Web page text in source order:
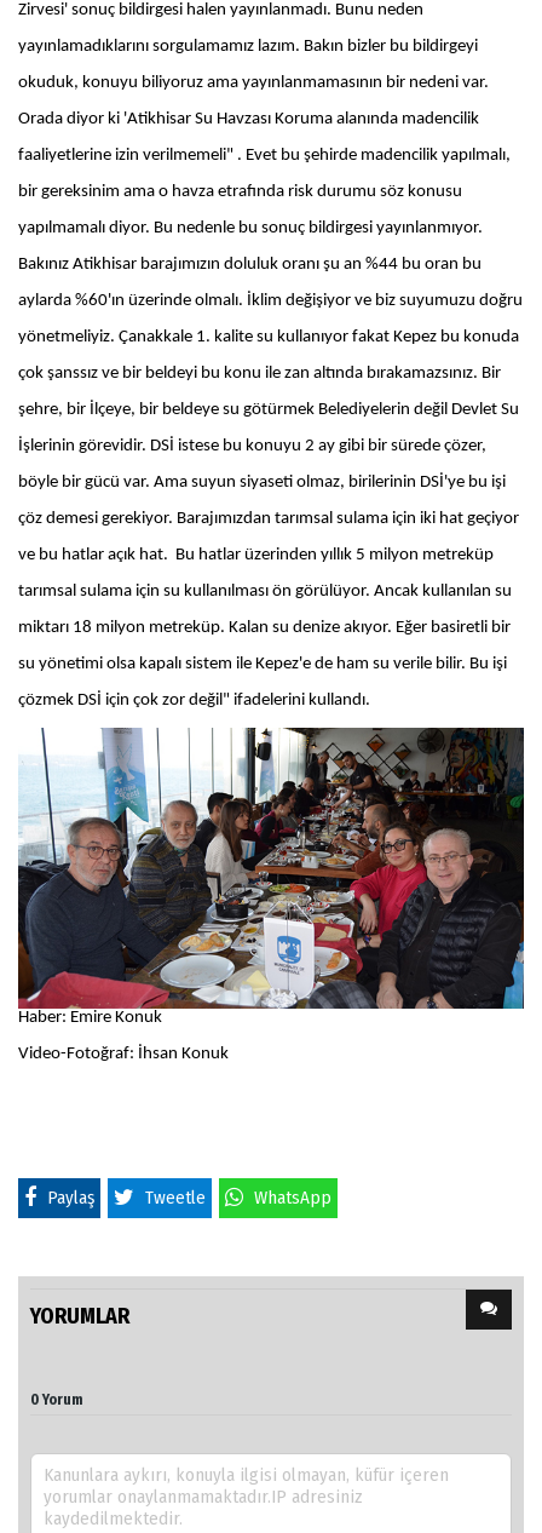
Zirvesi' sonuç bildirgesi halen yayınlanmadı. Bunu neden
yayınlamadıklarını sorgulamamız lazım. Bakın bizler bu bildirgeyi
okuduk, konuyu biliyoruz ama yayınlanmamasının bir nedeni var.
Orada diyor ki 'Atikhisar Su Havzası Koruma alanında madencilik
faaliyetlerine izin verilmemeli" . Evet bu şehirde madencilik yapılmalı,
bir gereksinim ama o havza etrafında risk durumu söz konusu
yapılmamalı diyor. Bu nedenle bu sonuç bildirgesi yayınlanmıyor.
Bakınız Atikhisar barajımızın doluluk oranı şu an %44 bu oran bu
aylarda %60'ın üzerinde olmalı. İklim değişiyor ve biz suyumuzu doğru
yönetmeliyiz. Çanakkale 1. kalite su kullanıyor fakat Kepez bu konuda
çok şanssız ve bir beldeyi bu konu ile zan altında bırakamazsınız. Bir
şehre, bir İlçeye, bir beldeye su götürmek Belediyelerin değil Devlet Su
İşlerinin görevidir. DSİ istese bu konuyu 2 ay gibi bir sürede çözer,
böyle bir gücü var. Ama suyun siyaseti olmaz, birilerinin DSİ'ye bu işi
çöz demesi gerekiyor. Barajımızdan tarımsal sulama için iki hat geçiyor
ve bu hatlar açık hat. Bu hatlar üzerinden yıllık 5 milyon metreküp
tarımsal sulama için su kullanılması ön görülüyor. Ancak kullanılan su
miktarı 18 milyon metreküp. Kalan su denize akıyor. Eğer basiretli bir
su yönetimi olsa kapalı sistem ile Kepez'e de ham su verile bilir. Bu işi
çözmek DSİ için çok zor değil" ifadelerini kullandı.
Haber: Emire Konuk
Video-Fotoğraf: İhsan Konuk
Paylaş Tweetle WhatsApp
YORUMLAR
0 Yorum